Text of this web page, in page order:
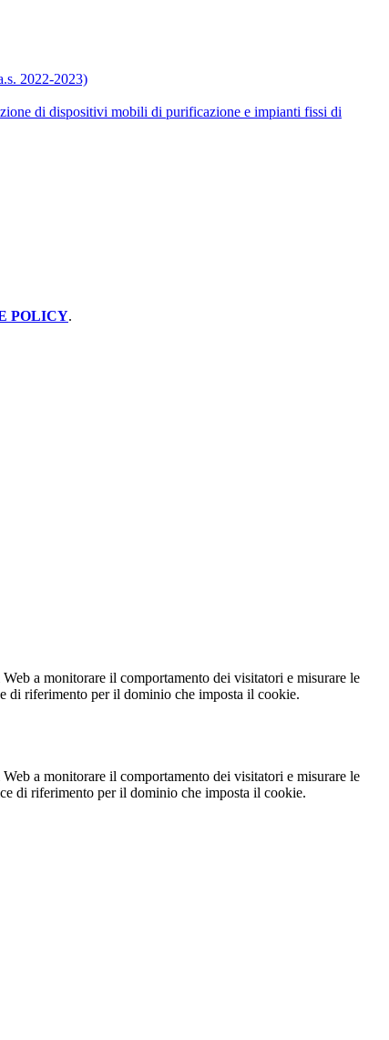
2022-2023)
di dispositivi mobili di purificazione e impianti fissi di
POLICY.
a monitorare il comportamento dei visitatori e misurare le
di riferimento per il dominio che imposta il cookie.
a monitorare il comportamento dei visitatori e misurare le
di riferimento per il dominio che imposta il cookie.